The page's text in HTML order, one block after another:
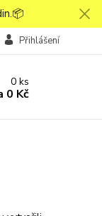
Přihlášení
0ks
0 Kč